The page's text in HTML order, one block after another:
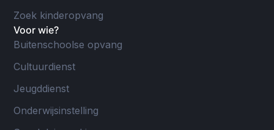
Zoek kinderopvang
Voor wie?
Buitenschoolse opvang
Cultuurdienst
Jeugddienst
Onderwijsinstelling